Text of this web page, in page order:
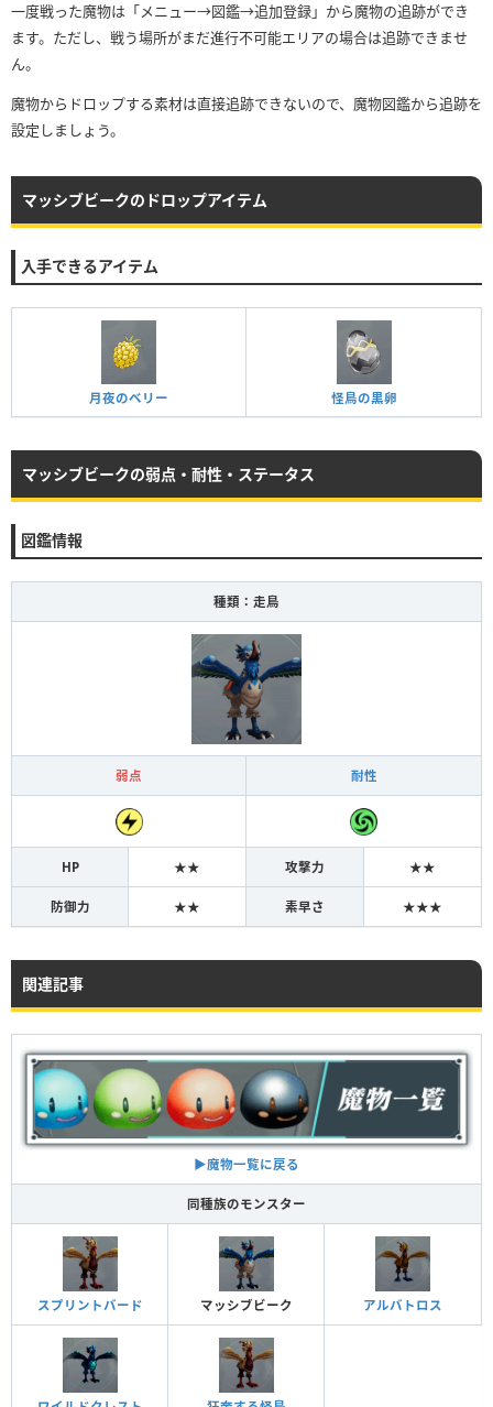
一度戦った魔物は「メニュー→図鑑→追加登録」から魔物の追跡ができ
ます。ただし、戦う場所がまだ進行不可能エリアの場合は追跡できませ
ん。
魔物からドロップする素材は直接追跡できないので、魔物図鑑から追跡を
設定しましょう。
マッシブビークのドロップアイテム
入手できるアイテム
月夜のベリー 怪鳥の黒卵
マッシブビークの弱点・耐性・ステータス
図鑑情報
種類：走鳥
弱点 耐性
HP ★★ 攻撃力 ★★
防御力 ★★ 素早さ ★★★
関連記事
▶︎魔物一覧に戻る
同種族のモンスター
スプリントバード マッシブビーク アルバトロス